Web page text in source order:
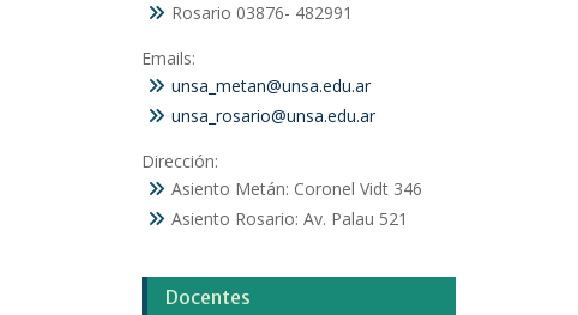
Rosario 03876- 482991
Emails:
unsa_metan@unsa.edu.ar
unsa_rosario@unsa.edu.ar
Dirección:
Asiento Metán: Coronel Vidt 346
Asiento Rosario: Av. Palau 521
Docentes